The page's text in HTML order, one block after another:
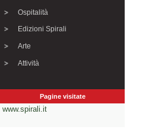
Ospitalità
Edizioni Spirali
Arte
Attività
Pagine visitate
www.spirali.it